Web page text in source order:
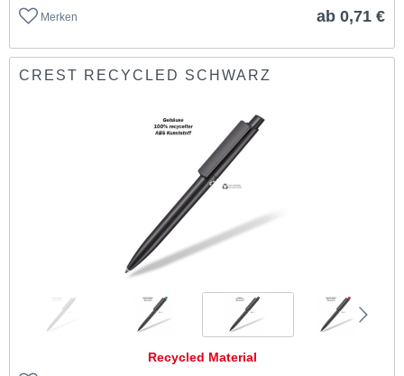
Merken ab 0,71 €
CREST RECYCLED SCHWARZ
Recycled Material